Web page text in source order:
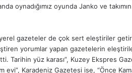
oynadığımız oyunda Janko ve
yerel gazeteler de çok sert eleştiriler
yorumlar yapan gazetelerin
Tarihin yüz karası”, Kuzey Ekspres
Karadeniz Gazetesi ise, “Önce